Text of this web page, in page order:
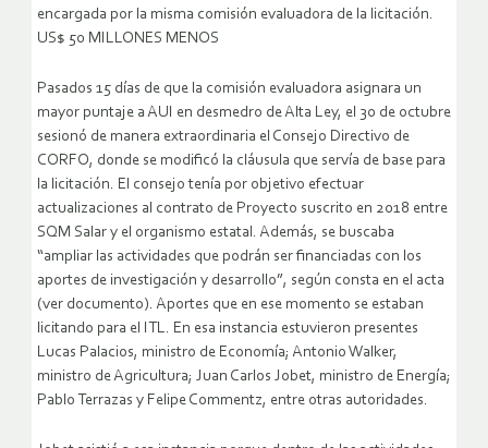
encargada por la misma comisión evaluadora de la licitación.
US$ 50 MILLONES MENOS
Pasados 15 días de que la comisión evaluadora asignara un
mayor puntaje a AUI en desmedro de Alta Ley, el 30 de octubre
sesionó de manera extraordinaria el Consejo Directivo de
CORFO, donde se modificó la cláusula que servía de base para
la licitación. El consejo tenía por objetivo efectuar
actualizaciones al contrato de Proyecto suscrito en 2018 entre
SQM Salar y el organismo estatal. Además, se buscaba
“ampliar las actividades que podrán ser financiadas con los
aportes de investigación y desarrollo”, según consta en el acta
(ver documento). Aportes que en ese momento se estaban
licitando para el ITL. En esa instancia estuvieron presentes
Lucas Palacios, ministro de Economía; Antonio Walker,
ministro de Agricultura; Juan Carlos Jobet, ministro de Energía;
Pablo Terrazas y Felipe Commentz, entre otras autoridades.